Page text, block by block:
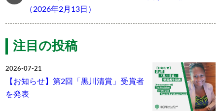
（2026年2月13日）
注目の投稿
2026-07-21
【お知らせ】第2回「黒川清賞」受賞者
を発表